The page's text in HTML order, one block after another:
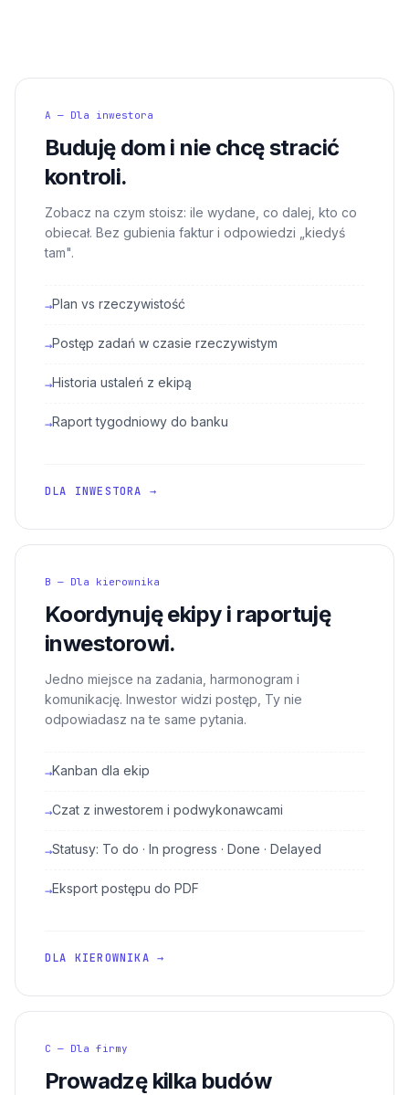
A — Dla inwestora
Buduję dom i nie chcę stracić
kontroli.
Zobacz na czym stoisz: ile wydane, co dalej, kto co
obiecał. Bez gubienia faktur i odpowiedzi „kiedyś
tam".
→Plan vs rzeczywistość
→Postęp zadań w czasie rzeczywistym
→Historia ustaleń z ekipą
→Raport tygodniowy do banku
DLA INWESTORA →
B — Dla kierownika
Koordynuję ekipy i raportuję
inwestorowi.
Jedno miejsce na zadania, harmonogram i
komunikację. Inwestor widzi postęp, Ty nie
odpowiadasz na te same pytania.
→Kanban dla ekip
→Czat z inwestorem i podwykonawcami
→Statusy: To do · In progress · Done · Delayed
→Eksport postępu do PDF
DLA KIEROWNIKA →
C — Dla firmy
Prowadzę kilka budów